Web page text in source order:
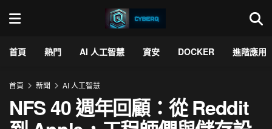
首頁 熱門 AI 人工智慧 資安 DOCKER 進階應用
首頁 新聞 AI 人工智慧
NFS 40 週年回顧：從 Reddit